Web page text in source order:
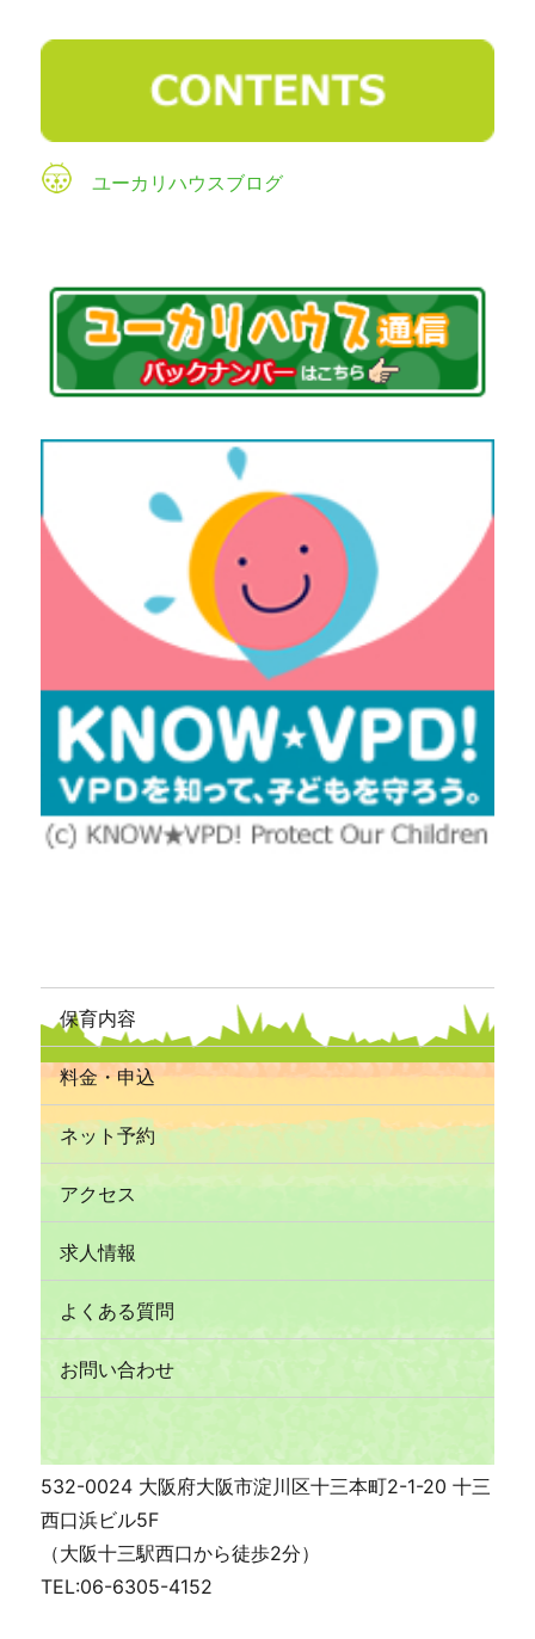
ユーカリハウスブログ
保育内容
料金・申込
ネット予約
アクセス
求人情報
よくある質問
お問い合わせ
532-0024 大阪府大阪市淀川区十三本町2-1-20 十三
西口浜ビル5F
（大阪十三駅西口から徒歩2分）
TEL:06-6305-4152